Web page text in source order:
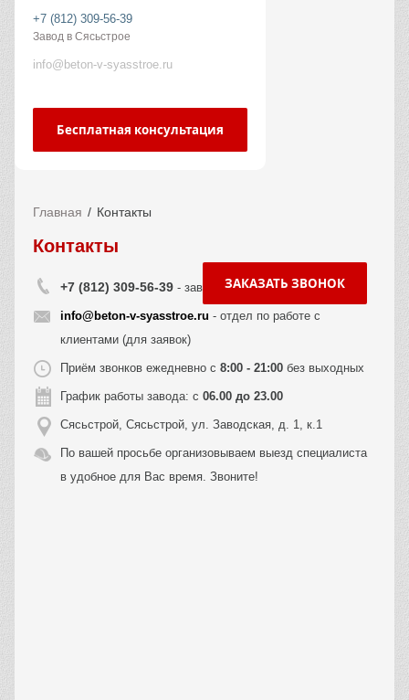
+7 (812) 309-56-39
Завод в Сясьстрое
info@beton-v-syasstroe.ru
Бесплатная консультация
Главная Контакты
Контакты
+7 (812) 309-56-39 - завод в Сясьстрое
info@beton-v-syasstroe.ru - отдел по работе с
клиентами (для заявок)
Приём звонков ежедневно с 8:00 - 21:00 без выходных
График работы завода: с 06.00 до 23.00
Сясьстрой, Сясьстрой, ул. Заводская, д. 1, к.1
По вашей просьбе организовываем выезд специалиста
в удобное для Вас время. Звоните!
ЗАКАЗАТЬ ЗВОНОК